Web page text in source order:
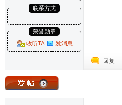
联系方式
荣誉勋章
收听TA
发消息
回复